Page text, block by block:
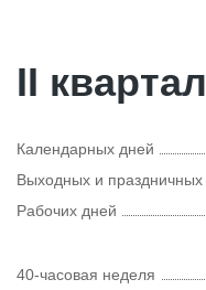
II квартал
Календарных дней
Выходных и праздничных
Рабочих дней
40-часовая неделя